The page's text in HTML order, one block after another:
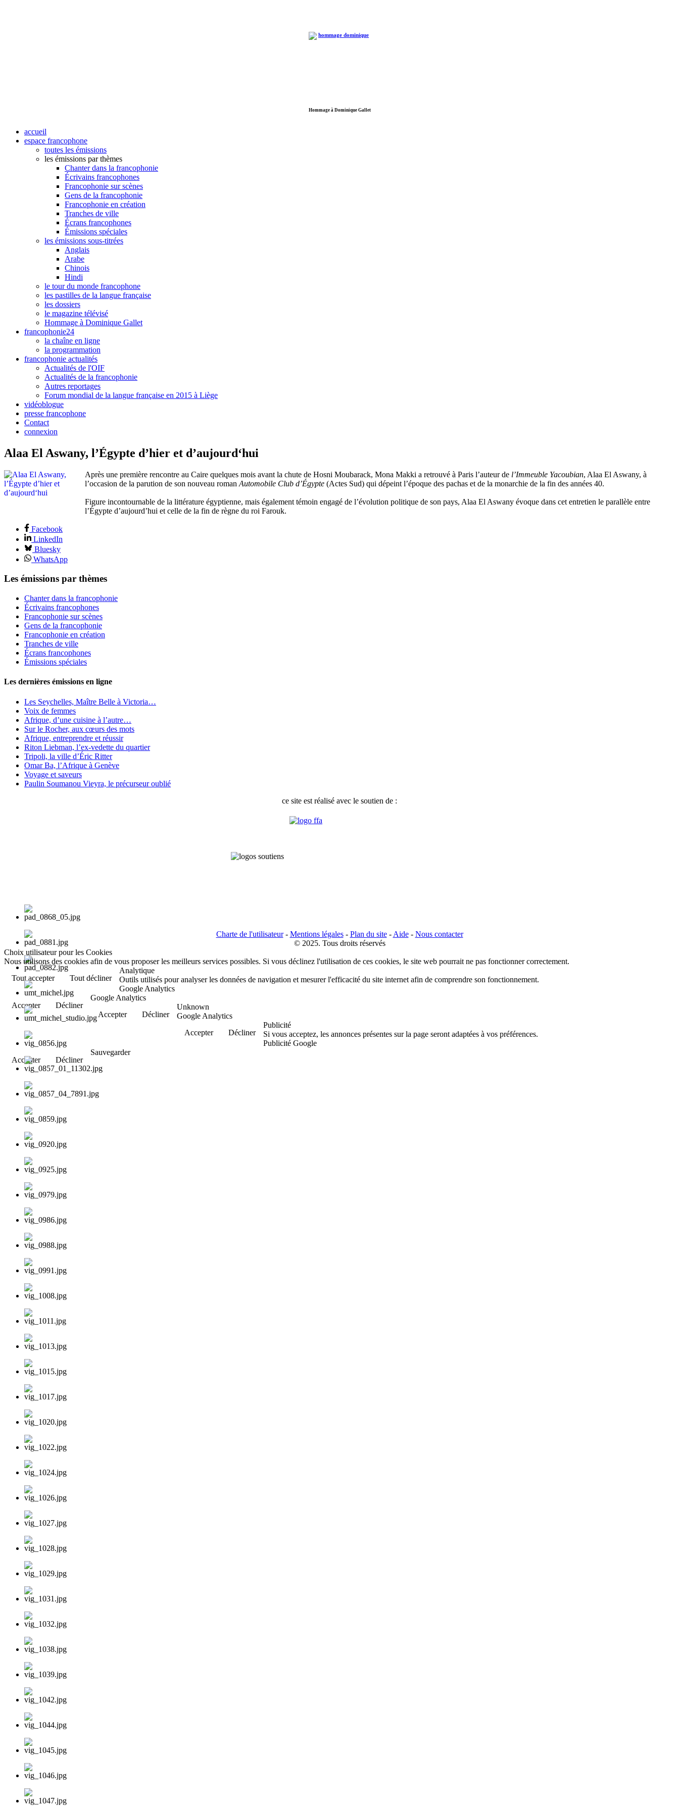
Hommage à Dominique Gallet
accueil
espace francophone
toutes les émissions
les émissions par thèmes
Chanter dans la francophonie
Écrivains francophones
Francophonie sur scènes
Gens de la francophonie
Francophonie en création
Tranches de ville
Écrans francophones
Émissions spéciales
les émissions sous-titrées
Anglais
Arabe
Chinois
Hindi
le tour du monde francophone
les pastilles de la langue française
les dossiers
le magazine télévisé
Hommage à Dominique Gallet
francophonie24
la chaîne en ligne
la programmation
francophonie actualités
Actualités de l'OIF
Actualités de la francophonie
Autres reportages
Forum mondial de la langue française en 2015 à Liège
vidéoblogue
presse francophone
Contact
connexion
Alaa El Aswany, l’Égypte d’hier et d’aujourd‘hui
Après une première rencontre au Caire quelques mois avant la chute de Hosni Moubarack, Mona Makki a retrouvé à Paris l’auteur de l’Immeuble Yacoubian, Alaa El Aswany, à
l’occasion de la parution de son nouveau roman Automobile Club d’Égypte (Actes Sud) qui dépeint l’époque des pachas et de la monarchie de la fin des années 40.
Figure incontournable de la littérature égyptienne, mais également témoin engagé de l’évolution politique de son pays, Alaa El Aswany évoque dans cet entretien le parallèle entre
l’Égypte d’aujourd’hui et celle de la fin de règne du roi Farouk.
Facebook
LinkedIn
Bluesky
WhatsApp
Les émissions par thèmes
Chanter dans la francophonie
Écrivains francophones
Francophonie sur scènes
Gens de la francophonie
Francophonie en création
Tranches de ville
Écrans francophones
Émissions spéciales
Les dernières émissions en ligne
Les Seychelles, Maître Belle à Victoria…
Voix de femmes
Afrique, d’une cuisine à l’autre…
Sur le Rocher, aux cœurs des mots
Afrique, entreprendre et réussir
Riton Liebman, l’ex-vedette du quartier
Tripoli, la ville d’Éric Ritter
Omar Ba, l’Afrique à Genève
Voyage et saveurs
Paulin Soumanou Vieyra, le précurseur oublié
ce site est réalisé avec le soutien de :
Charte de l'utilisateur- Mentions légales- Plan du site- Aide- Nous contacter
© 2025. Tous droits réservés
Choix utilisateur pour les Cookies
Nous utilisons des cookies afin de vous proposer les meilleurs services possibles. Si vous déclinez l'utilisation de ces cookies, le site web pourrait ne pas fonctionner correctement.
Tout accepter
Tout décliner
Analytique
Outils utilisés pour analyser les données de navigation et mesurer l'efficacité du site internet afin de comprendre son fonctionnement.
Google Analytics
Accepter
Décliner
Google Analytics
Accepter
Décliner
Unknown
Google Analytics
Accepter
Décliner
Publicité
Si vous acceptez, les annonces présentes sur la page seront adaptées à vos préférences.
Publicité Google
Accepter
Décliner
Sauvegarder